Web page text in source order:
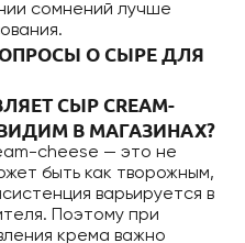
сомнений лучше
О СЫРЕ ДЛЯ
СЫР CREAM-
В МАГАЗИНАХ?
cheese — это не
быть как творожным,
варьируется в
Поэтому при
крема важно